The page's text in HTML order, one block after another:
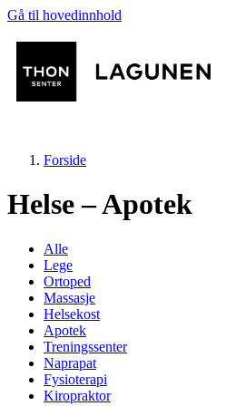
Gå til hovedinnhold
Butikker
Mat og drikke
Helse
Aktiviteter
Tilbud
Forside
Helse – Apotek
Alle
Lege
Ortoped
Massasje
Helsekost
Apotek
Treningssenter
Naprapat
Fysioterapi
Kiropraktor